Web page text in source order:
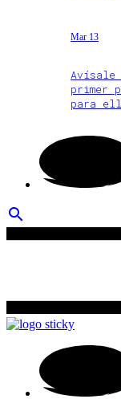
Mar 13
Avísale
primer
para
search